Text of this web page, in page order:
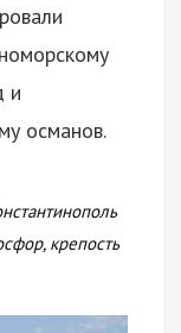
и
османов.
крепость